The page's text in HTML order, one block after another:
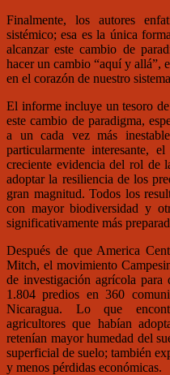
Finalmente, los autores
sistémico; esa es la única
alcanzar este cambio de
hacer un cambio “aquí y allá”,
en el corazón de nuestro
El informe incluye un tesoro
este cambio de paradigma,
a un cada vez más
particularmente interesante,
creciente evidencia del rol de
adoptar la resiliencia de los
gran magnitud. Todos los
con mayor biodiversidad y
significativamente más
Después de que America
Mitch, el movimiento
de investigación agrícola para
1.804 predios en 360
Nicaragua. Lo que
agricultores que habían
retenían mayor humedad del
superficial de suelo; también
y menos pérdidas económicas.